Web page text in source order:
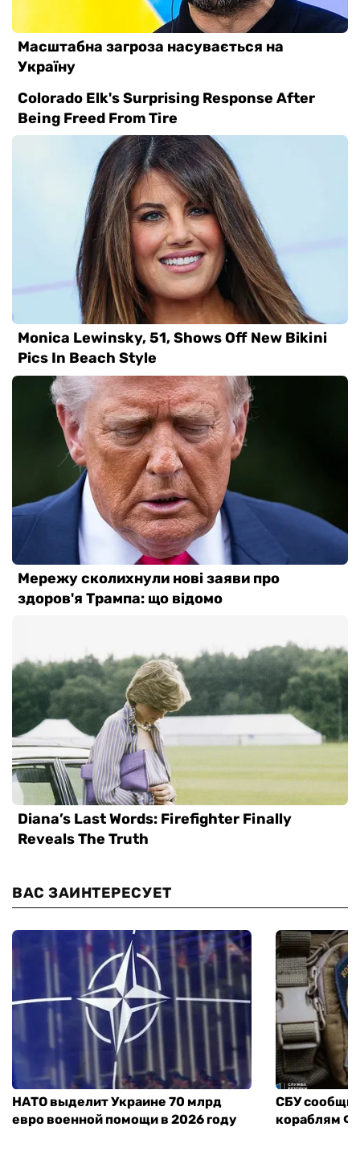
ВАС ЗАИНТЕРЕСУЕТ
НАТО выделит Украине 70 млрд
евро военной помощи в 2026 году
СБУ
кораблям